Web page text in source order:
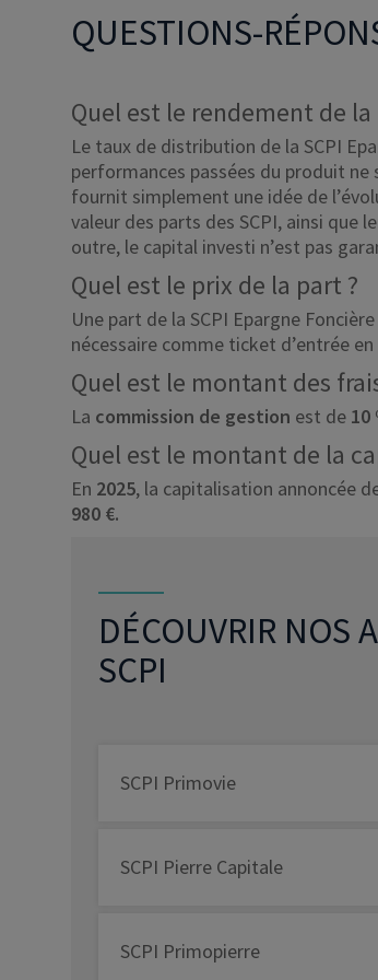
QUESTIONS-
Quel est le rendement de
Le taux de distribution de la SCPI
performances passées du produit
fournit simplement une idée de
valeur des parts des SCPI, ainsi que
outre, le capital investi n’est pas
Quel est le prix de la part ?
Une part de la SCPI Epargne
nécessaire comme ticket d’entrée
Quel est le montant des
La commission de gestion est de 10
Quel est le montant de la
En 2025, la capitalisation annoncée
980 €.
DÉCOUVRIR NOS
SCPI
SCPI Primovie
SCPI Pierre Capitale
SCPI Primopierre